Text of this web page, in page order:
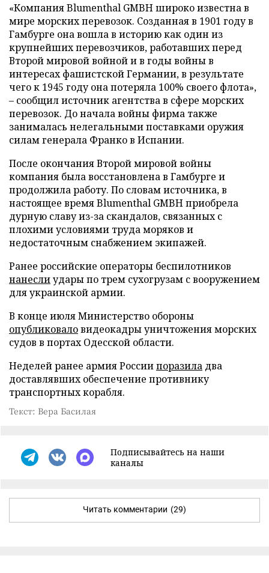
«Компания Blumenthal GMBH широко известна в
мире морских перевозок. Созданная в 1901 году в
Гамбурге она вошла в историю как один из
крупнейших перевозчиков, работавших перед
Второй мировой войной и в годы войны в
интересах фашистской Германии, в результате
чего к 1945 году она потеряла 100% своего флота»,
– сообщил источник агентства в сфере морских
перевозок. До начала войны фирма также
занималась нелегальными поставками оружия
силам генерала Франко в Испании.
После окончания Второй мировой войны
компания была восстановлена в Гамбурге и
продолжила работу. По словам источника, в
настоящее время Blumenthal GMBH приобрела
дурную славу из-за скандалов, связанных с
плохими условиями труда моряков и
недостаточным снабжением экипажей.
Ранее российские операторы беспилотников
нанеслиудары по трем сухогрузам с вооружением
для украинской армии.
В конце июля Министерство обороны
опубликоваловидеокадры уничтожения морских
судов в портах Одесской области.
Неделей ранее армия Россиипоразила два
доставлявших обеспечение противнику
транспортных корабля.
Текст: Вера Басилая
Подписывайтесь на наши
каналы
Читать комментарии (29)